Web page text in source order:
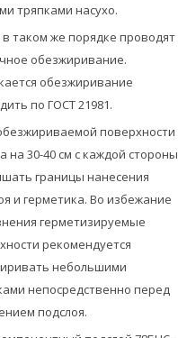
тряпками насухо.
таком же порядке проводят
обезжиривание.
обезжиривание
по ГОСТ 21981.
поверхности
на 30-40 см с каждой стороны
границы нанесения
и герметика. Во избежание
герметизируемые
рекомендуется
небольшими
непосредственно перед
подслоя.